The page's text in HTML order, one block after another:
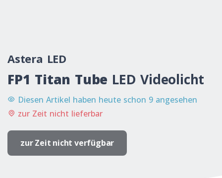
Astera LED
FP1 Titan Tube LED Videolicht
Diesen Artikel haben heute schon 9 angesehen
zur Zeit nicht lieferbar
zur Zeit nicht verfügbar